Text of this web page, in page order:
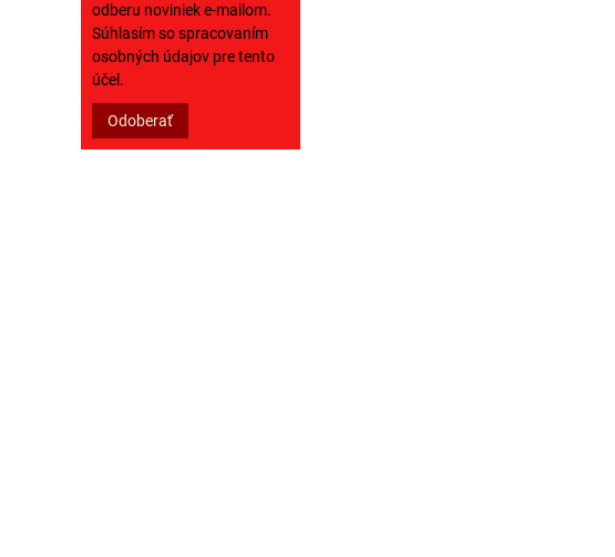
odberu noviniek e-mailom.
Súhlasím so spracovaním
osobných údajov pre tento
účel.
Odoberať